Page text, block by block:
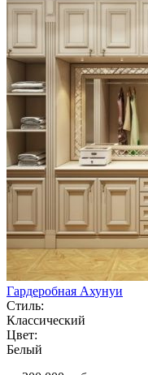
Гардеробная Ахунуи
Стиль:
Классический
Цвет:
Белый